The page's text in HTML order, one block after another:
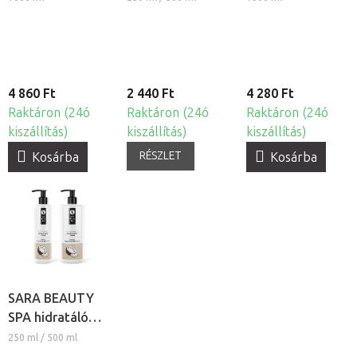
4 860 Ft
Raktáron (24ó
kiszállítás)
Kosárba
2 440 Ft
Raktáron (24ó
kiszállítás)
RÉSZLET
4 280 Ft
Raktáron (24ó
kiszállítás)
Kosárba
SARA BEAUTY
SPA hidratáló
krém - Kókusz
250 ml / 500 ml